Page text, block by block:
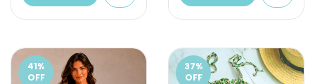
41%
OFF
37%
OFF